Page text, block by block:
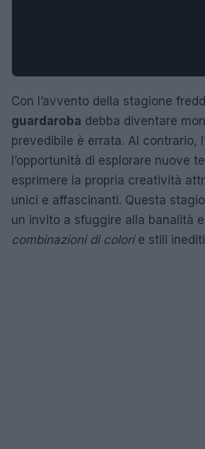
Con l’avvento della stagione
guardaroba debba diventare
prevedibile è errata. Al contrario,
l’opportunità di esplorare nuove
esprimere la propria creatività
unici e affascinanti. Questa
un invito a sfuggire alla banalità
combinazioni di colorie stili